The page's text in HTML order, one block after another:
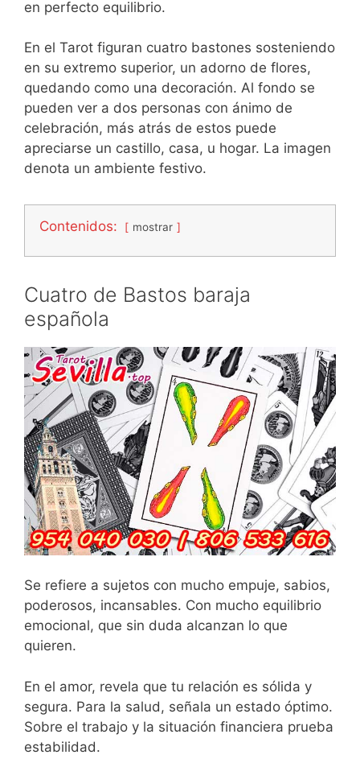
en perfecto equilibrio.
En el Tarot figuran cuatro bastones sosteniendo
en su extremo superior, un adorno de flores,
quedando como una decoración. Al fondo se
pueden ver a dos personas con ánimo de
celebración, más atrás de estos puede
apreciarse un castillo, casa, u hogar. La imagen
denota un ambiente festivo.
Contenidos: mostrar
Cuatro de Bastos baraja
española
Se refiere a sujetos con mucho empuje, sabios,
poderosos, incansables. Con mucho equilibrio
emocional, que sin duda alcanzan lo que
quieren.
En el amor, revela que tu relación es sólida y
segura. Para la salud, señala un estado óptimo.
Sobre el trabajo y la situación financiera prueba
estabilidad.